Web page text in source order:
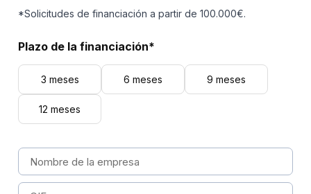
*Solicitudes de financiación a partir de 100.000€.
Plazo de la financiación*
3 meses 6 meses 9 meses
12 meses